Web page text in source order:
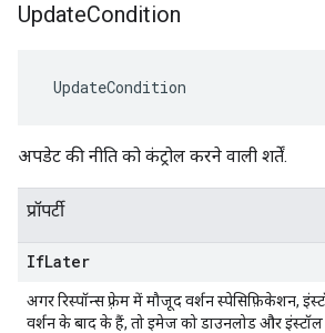
UpdateCondition
UpdateCondition
अपडेट की नीति को कंट्रोल करने वाली शर्तें.
प्रॉपर्टी
IfLater
अगर रिस्पॉन्स फ़्रेम में मौजूद वर्शन स्पेसिफ़िकेशन,
वर्शन के बाद के हैं, तो इमेज को डाउनलोड और इंस्टॉल